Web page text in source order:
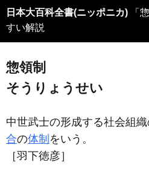
日本大百科全書(ニッポニカ) 「
すい解説
惣領制
そうりょうせい
中世武士の形成する社会組
合の体制 をいう。
［羽下徳彦］